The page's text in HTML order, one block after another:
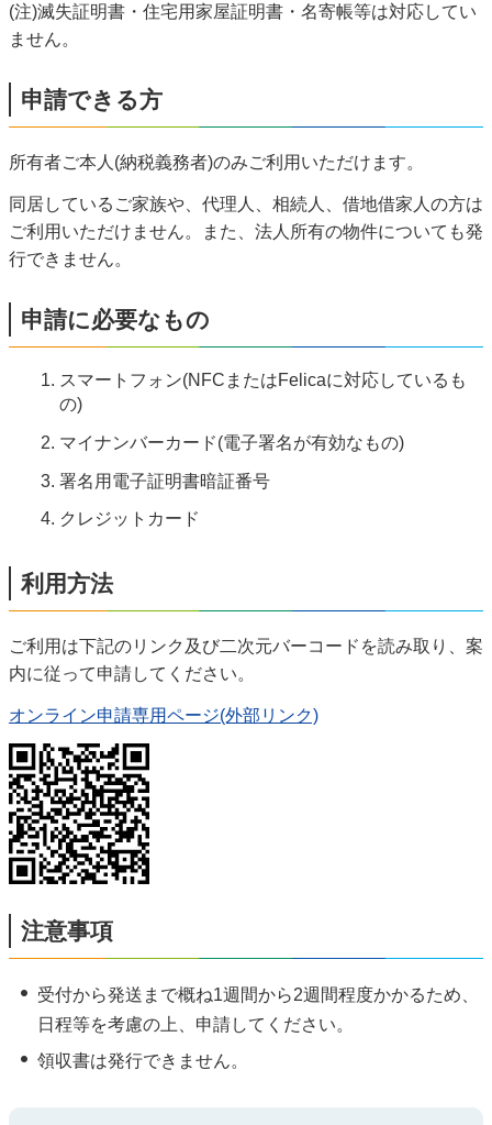
(注)滅失証明書・住宅用家屋証明書・名寄帳等は対応してい
ません。
申請できる方
所有者ご本人(納税義務者)のみご利用いただけます。
同居しているご家族や、代理人、相続人、借地借家人の方は
ご利用いただけません。また、法人所有の物件についても発
行できません。
申請に必要なもの
スマートフォン(NFCまたはFelicaに対応しているも
の)
マイナンバーカード(電子署名が有効なもの)
署名用電子証明書暗証番号
クレジットカード
利用方法
ご利用は下記のリンク及び二次元バーコードを読み取り、案
内に従って申請してください。
オンライン申請専用ページ(外部リンク)
注意事項
受付から発送まで概ね1週間から2週間程度かかるため、
日程等を考慮の上、申請してください。
領収書は発行できません。